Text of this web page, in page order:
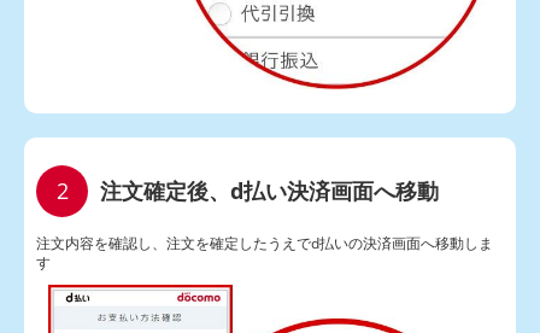
注文確定後、d払い決済画面へ移動
注文内容を確認し、注文を確定したうえでd払いの決済画面へ移動しま
す